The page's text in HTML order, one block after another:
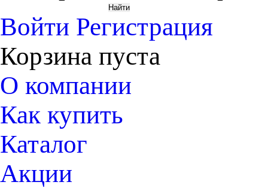
Войти Регистрация
Корзина пуста
О компании
Как купить
Каталог
Акции